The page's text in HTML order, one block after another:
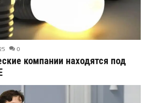
0
компании находятся под